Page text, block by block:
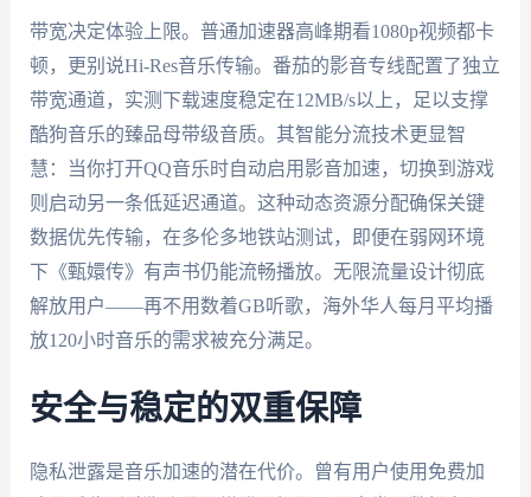
带宽决定体验上限。普通加速器高峰期看1080p视频都卡
顿，更别说Hi-Res音乐传输。番茄的影音专线配置了独立
带宽通道，实测下载速度稳定在12MB/s以上，足以支撑
酷狗音乐的臻品母带级音质。其智能分流技术更显智
慧：当你打开QQ音乐时自动启用影音加速，切换到游戏
则启动另一条低延迟通道。这种动态资源分配确保关键
数据优先传输，在多伦多地铁站测试，即便在弱网环境
下《甄嬛传》有声书仍能流畅播放。无限流量设计彻底
解放用户——再不用数着GB听歌，海外华人每月平均播
放120小时音乐的需求被充分满足。
安全与稳定的双重保障
隐私泄露是音乐加速的潜在代价。曾有用户使用免费加